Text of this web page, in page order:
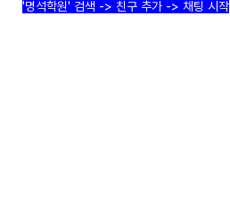
'명석학원' 검색 -> 친구 추가 -> 채팅 시작